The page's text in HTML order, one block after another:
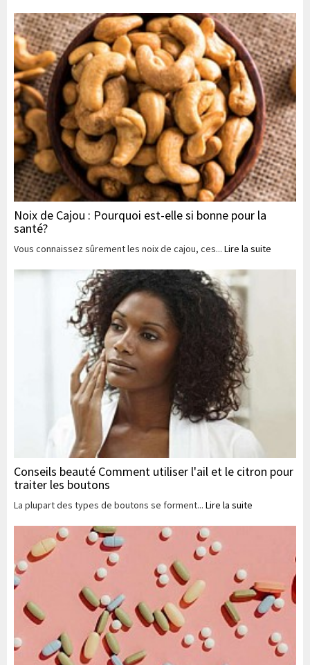
Noix de Cajou : Pourquoi est-elle si bonne pour la
santé?
Vous connaissez sûrement les noix de cajou, ces... Lire la suite
Conseils beauté Comment utiliser l'ail et le citron pour
traiter les boutons
La plupart des types de boutons se forment... Lire la suite